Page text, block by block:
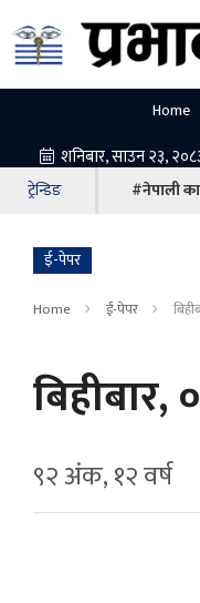
Home
ट्रेन्डिङ #नेपाली
ई-पेपर
Home ई-पेपर
९२ अंक, १२ वर्ष